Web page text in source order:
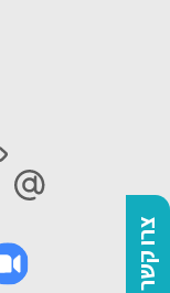
צרו קשר